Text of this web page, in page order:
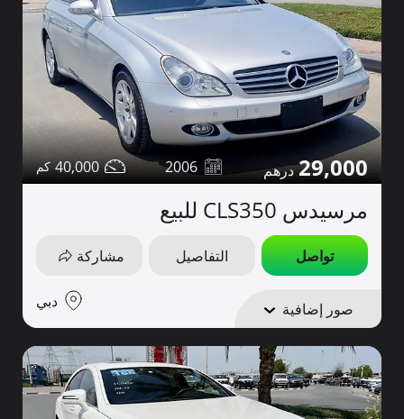
29,000
2006
40,000
مرسيدس CLS350 للبيع
تواصل التفاصيل مشاركة
صور إضافية دبي